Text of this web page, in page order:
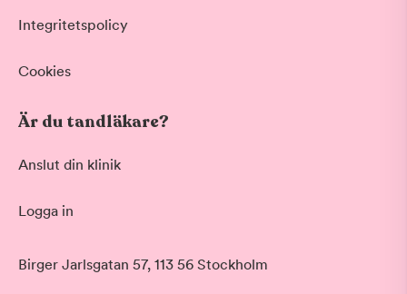
Integritetspolicy
Cookies
Är du tandläkare?
Anslut din klinik
Logga in
Birger Jarlsgatan 57, 113 56 Stockholm